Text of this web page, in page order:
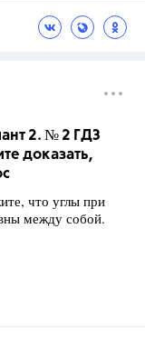
2. № 2 ГДЗ
доказать,
что углы при
между собой.